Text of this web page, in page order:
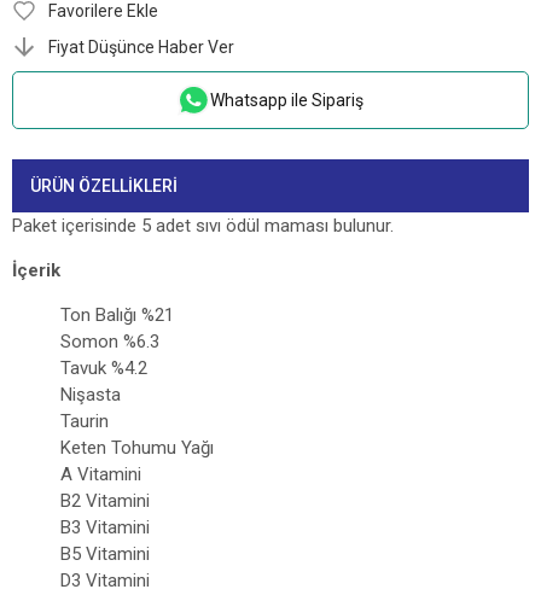
Favorilere Ekle
Fiyat Düşünce Haber Ver
Whatsapp ile Sipariş
ÜRÜN ÖZELLIKLERI
Paket içerisinde 5 adet sıvı ödül maması bulunur.
İçerik
Ton Balığı %21
Somon %6.3
Tavuk %4.2
Nişasta
Taurin
Keten Tohumu Yağı
A Vitamini
B2 Vitamini
B3 Vitamini
B5 Vitamini
D3 Vitamini